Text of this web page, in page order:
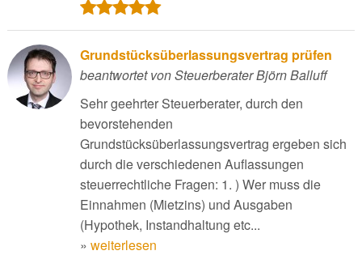
Grundstücksüberlassungsvertrag prüfen
beantwortet von Steuerberater Björn Balluff
Sehr geehrter Steuerberater, durch den
bevorstehenden
Grundstücksüberlassungsvertrag ergeben sich
durch die verschiedenen Auflassungen
steuerrechtliche Fragen: 1. ) Wer muss die
Einnahmen (Mietzins) und Ausgaben
(Hypothek, Instandhaltung etc...
» weiterlesen